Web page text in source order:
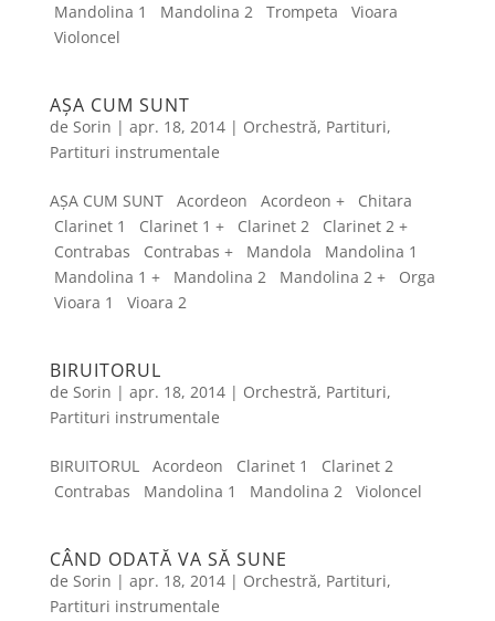
Mandolina 1 Mandolina 2 Trompeta Vioara
Violoncel
AȘA CUM SUNT
de Sorin | apr. 18, 2014| Orchestră, Partituri,
Partituri instrumentale
AȘA CUM SUNT Acordeon Acordeon + Chitara
Clarinet 1 Clarinet 1 + Clarinet 2 Clarinet 2 +
Contrabas Contrabas + Mandola Mandolina 1
Mandolina 1 + Mandolina 2 Mandolina 2 + Orga
Vioara 1 Vioara 2
BIRUITORUL
de Sorin | apr. 18, 2014| Orchestră, Partituri,
Partituri instrumentale
BIRUITORUL Acordeon Clarinet 1 Clarinet 2
Contrabas Mandolina 1 Mandolina 2 Violoncel
CÂND ODATĂ VA SĂ SUNE
de Sorin | apr. 18, 2014| Orchestră, Partituri,
Partituri instrumentale